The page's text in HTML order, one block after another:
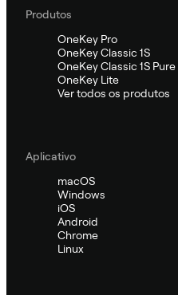
Produtos
OneKey Pro
OneKey Classic 1S
OneKey Classic 1S Pure
OneKey Lite
Ver todos os produtos
Aplicativo
macOS
Windows
iOS
Android
Chrome
Linux